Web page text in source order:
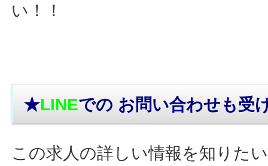
い！！
★LINEでの お問い合わせも受
この求人の詳しい情報を知りた